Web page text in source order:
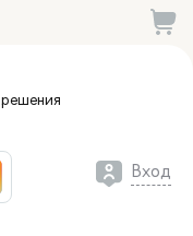
решения
Вход